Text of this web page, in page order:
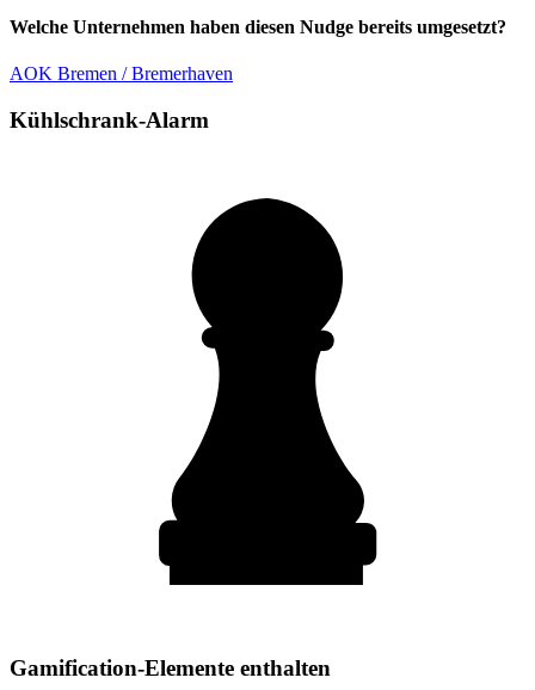
Welche Unternehmen haben diesen Nudge bereits umgesetzt?
AOK Bremen / Bremerhaven
Kühlschrank-Alarm
Gamification-Elemente enthalten